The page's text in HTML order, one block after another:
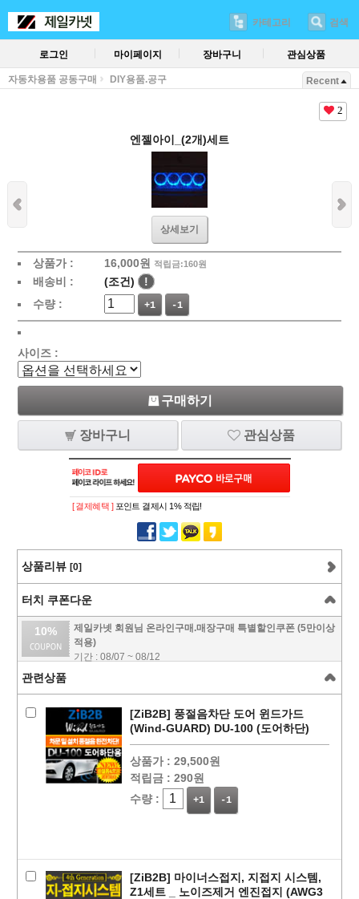
카테고리 검색
로그인 마이페이지 장바구니 관심상품
자동차용품 공동구매 DIY용품.공구 Recent
2
엔젤아이_(2개)세트
상세보기
상품가 : 16,000원 적립금:160원
배송비 : (조건)
!
수량 :
+1 -1
사이즈 :
구매하기
장바구니 관심상품
PAYCO 바로
[ 결제혜택 ] 포인트 결제시 1% 적립!
상품리뷰 [0]
터치 쿠폰다운
10%
제일카넷 회원님 온라인구매.매장구매 특별할인쿠폰 (5만이상
적용)
기간 : 08/07 ~ 08/12
관련상품
[ZiB2B] 풍절음차단 도어 윈드가드
(Wind-GUARD) DU-100 (도어하단)
상품가 : 29,500원
적립금 : 290원
수량 :
+1 -1
[ZiB2B] 마이너스접지, 지접지 시스템,
Z1세트 _ 노이즈제거 엔진접지 (AWG3